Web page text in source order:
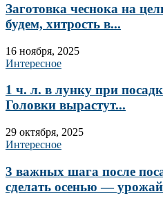
Заготовка чеснока на
будем, хитрость в...
16 ноября, 2025
Интересное
1 ч. л. в лунку при
Головки вырастут...
29 октября, 2025
Интересное
3 важных шага после
сделать осенью —